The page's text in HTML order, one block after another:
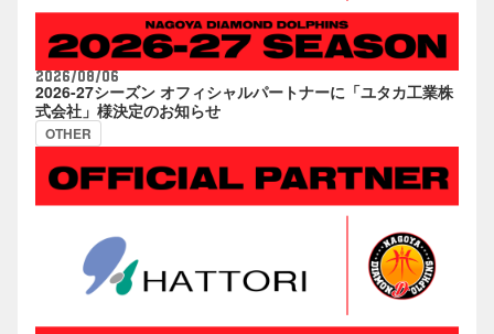
2026/08/06
2026-27シーズン オフィシャルパートナーに「ユタカ工業株
式会社」様決定のお知らせ
OTHER